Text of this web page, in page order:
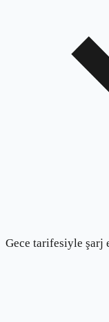
Gece tarifesiyle şarj